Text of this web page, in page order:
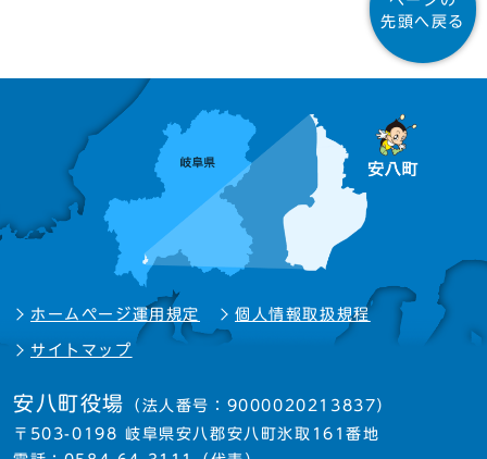
先頭へ戻る
ホームページ運用規定 個人情報取扱規程
サイトマップ
安八町役場 （法人番号：9000020213837）
〒503-0198 岐阜県安八郡安八町氷取161番地